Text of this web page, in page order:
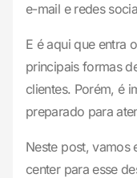
e-mail e redes
E é aqui que entra
principais formas
clientes. Porém, é
preparado para
Neste post, vamos
center para esse